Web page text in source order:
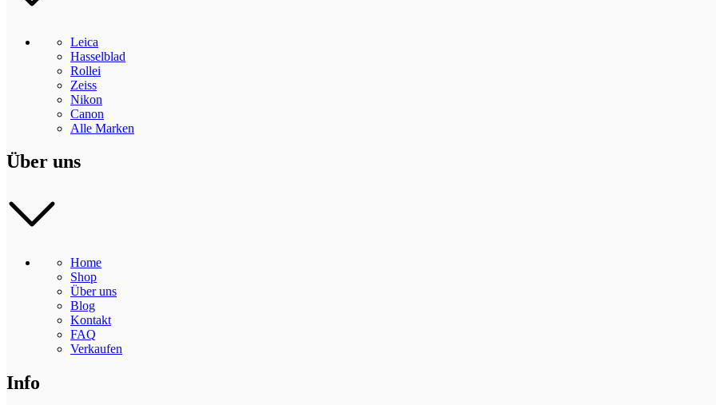
Leica
Hasselblad
Rollei
Zeiss
Nikon
Canon
Alle Marken
Über uns
Home
Shop
Über uns
Blog
Kontakt
FAQ
Verkaufen
Info